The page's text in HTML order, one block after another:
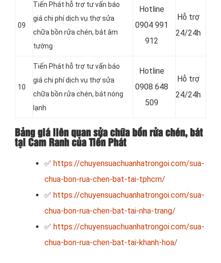
09
Tiến Phát hỗ trợ tư vấn báo
giá chi phí dịch vụ thợ sửa
chữa bồn rửa chén, bát âm
tường
Hotline
0904 991
912
Hỗ trợ
24/24h
10
Tiến Phát hỗ trợ tư vấn báo
giá chi phí dịch vụ thợ sửa
chữa bồn rửa chén, bát nóng
lạnh
Hotline
0908 648
509
Hỗ trợ
24/24h
Bảng giá liên quan sửa chữa bồn rửa chén, bát
tại Cam Ranh của Tiến Phát
✅ https://chuyensuachuanhatrongoi.com/sua-
chua-bon-rua-chen-bat-tai-tphcm/
✅ https://chuyensuachuanhatrongoi.com/sua-
chua-bon-rua-chen-bat-tai-nha-trang/
✅ https://chuyensuachuanhatrongoi.com/sua-
chua-bon-rua-chen-bat-tai-khanh-hoa/